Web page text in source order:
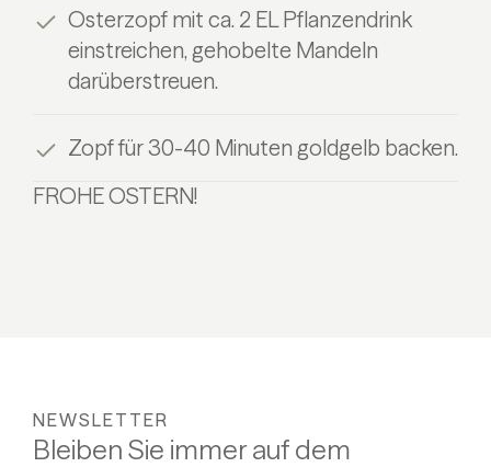
Osterzopf mit ca. 2 EL Pflanzendrink
einstreichen, gehobelte Mandeln
darüberstreuen.
Zopf für 30-40 Minuten goldgelb backen.
FROHE OSTERN!
NEWSLETTER
Bleiben Sie immer auf dem